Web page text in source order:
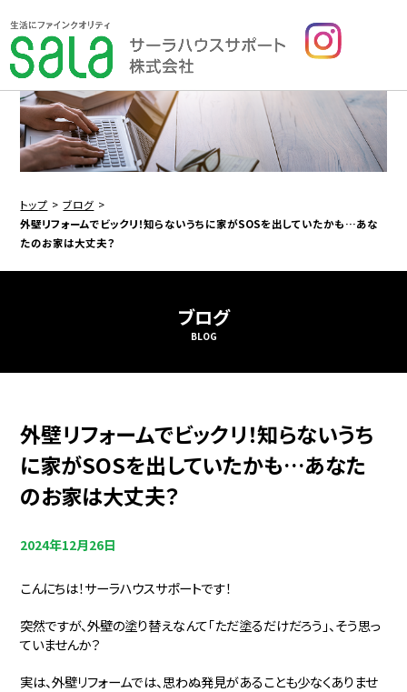
トップ
ブログ
外壁リフォームでビックリ！知らないうちに家がSOSを出していたかも…あな
たのお家は大丈夫？
ブログ
BLOG
外壁リフォームでビックリ！知らないうち
に家がSOSを出していたかも…あなた
のお家は大丈夫？
2024年12月26日
こんにちは！サーラハウスサポートです！
突然ですが、外壁の塗り替えなんて「ただ塗るだけだろう」、そう思っ
ていませんか？
実は、外壁リフォームでは、思わぬ発見があることも少なくありませ